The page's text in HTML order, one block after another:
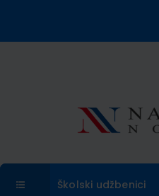
Školski udžbenici